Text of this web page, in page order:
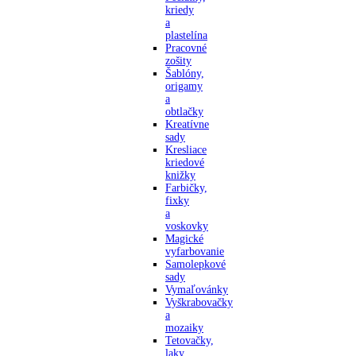
kriedy
a
plastelína
Pracovné
zošity
Šablóny,
origamy
a
obtlačky
Kreatívne
sady
Kresliace
kriedové
knižky
Farbičky,
fixky
a
voskovky
Magické
vyfarbovanie
Samolepkové
sady
Vymaľovánky
Vyškrabovačky
a
mozaiky
Tetovačky,
laky